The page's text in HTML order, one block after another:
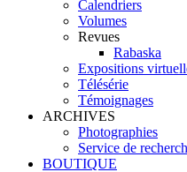
Calendriers
Volumes
Revues
Rabaska
Expositions
Télésérie
Témoignages
ARCHIVES
Photographies
Service de
BOUTIQUE